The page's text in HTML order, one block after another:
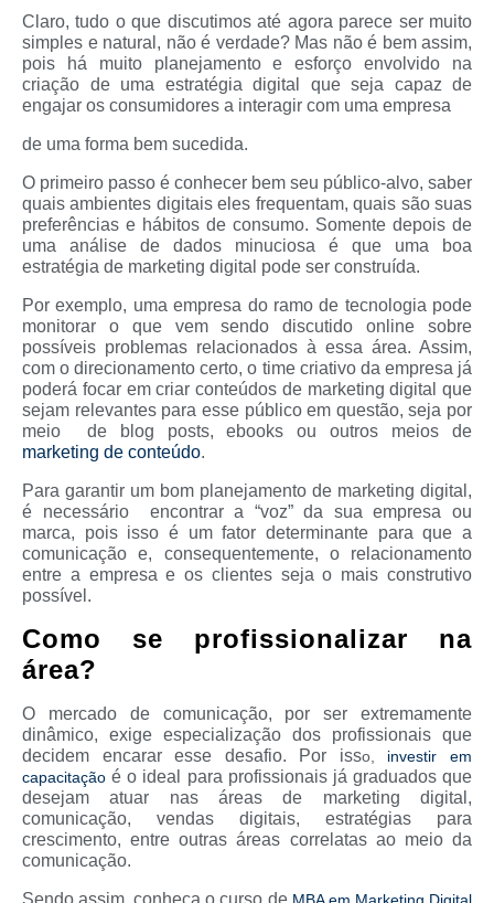
Claro, tudo o que discutimos até agora parece ser muito
simples e natural, não é verdade? Mas não é bem assim,
pois há muito planejamento e esforço envolvido na
criação de uma estratégia digital que seja capaz de
engajar os consumidores a interagir com uma empresa
de uma forma bem sucedida.
O primeiro passo é conhecer bem seu público-alvo, saber
quais ambientes digitais eles frequentam, quais são suas
preferências e hábitos de consumo. Somente depois de
uma análise de dados minuciosa é que uma boa
estratégia de marketing digital pode ser construída.
Por exemplo, uma empresa do ramo de tecnologia pode
monitorar o que vem sendo discutido online sobre
possíveis problemas relacionados à essa área. Assim,
com o direcionamento certo, o time criativo da empresa já
poderá focar em criar conteúdos de marketing digital que
sejam relevantes para esse público em questão, seja por
meio de blog posts, ebooks ou outros meios de
marketing de conteúdo.
Para garantir um bom planejamento de marketing digital,
é necessário encontrar a “voz” da sua empresa ou
marca, pois isso é um fator determinante para que a
comunicação e, consequentemente, o relacionamento
entre a empresa e os clientes seja o mais construtivo
possível.
Como se profissionalizar na
área?
O mercado de comunicação, por ser extremamente
dinâmico, exige especialização dos profissionais que
decidem encarar esse desafio. Por isso, investir em
capacitação é o ideal para profissionais já graduados que
desejam atuar nas áreas de marketing digital,
comunicação, vendas digitais, estratégias para
crescimento, entre outras áreas correlatas ao meio da
comunicação.